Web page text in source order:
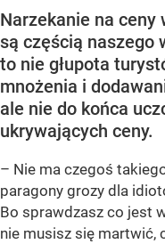
Narzekanie na ceny
są częścią naszego
to nie głupota
mnożenia i
ale nie do końca
ukrywających ceny.
– Nie ma czegoś
paragony grozy dla
Bo sprawdzasz co jest
nie musisz się martwić,